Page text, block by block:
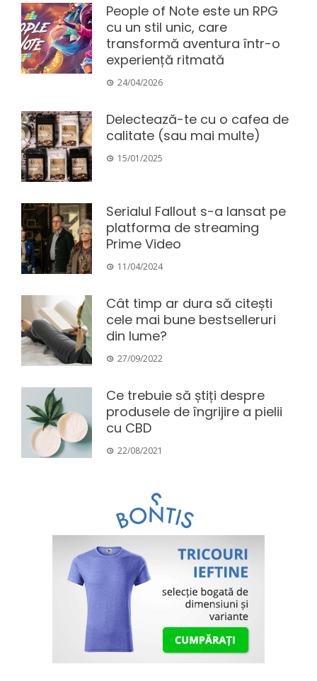
People of Note este un RPG
cu un stil unic, care
transformă aventura într-o
experiență ritmată
24/04/2026
Delectează-te cu o cafea de
calitate (sau mai multe)
15/01/2025
Serialul Fallout s-a lansat pe
platforma de streaming
Prime Video
11/04/2024
Cât timp ar dura să citești
cele mai bune bestselleruri
din lume?
27/09/2022
Ce trebuie să știți despre
produsele de îngrijire a pielii
cu CBD
22/08/2021